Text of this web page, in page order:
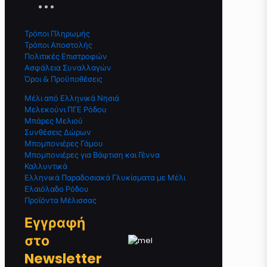
Τρόποι Πληρωμής
Τρόποι Αποστολής
Πολιτικές Επιστροφών
Ασφάλεια Συναλλαγών
Όροι & Προϋποθέσεις
Μέλι από Ελληνικά Νησιά
Μελεκούνι ΠΓΕ Ρόδου
Μπάρες Μελιού
Συνθέσεις Δώρων
Μπομπονιέρες Γάμου
Μπομπονιέρες για Βάφτιση και Γέννα
Καλλυντικά
Ελληνικά Παραδοσιακά Γλυκίσματα με Μέλι
Ελαιόλαδο Ρόδου
Προϊόντα Μέλισσας
Εγγραφή
στο
Newsletter